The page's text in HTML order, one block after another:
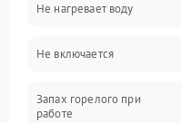
Программное
Не нагревает воду
Не включается
Запах горелого при
работе